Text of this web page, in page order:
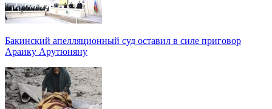
Бакинский апелляционный суд оставил в силе приговор
Араику Арутюняну